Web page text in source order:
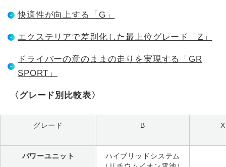
快適性が向上する「G」
エクステリアで差別化した最上位グレード「Z」
ドライバーの意のままの走りを実現する「GR
SPORT」
〈グレード別比較表〉
グレード B X
パワーユニット
ハイブリッドシステム